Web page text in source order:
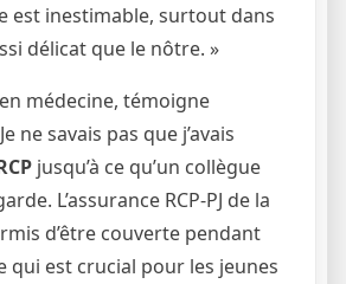
est inestimable, surtout dans
délicat que le nôtre. »
médecine, témoigne
ne savais pas que j’avais
jusqu’à ce qu’un collègue
L’assurance RCP-PJ de la
d’être couverte pendant
qui est crucial pour les jeunes